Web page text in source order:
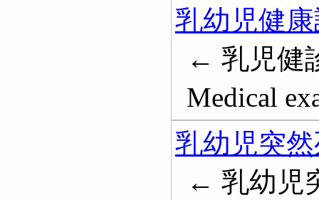
乳幼児健
← 乳児健
Medical
乳幼児突
← 乳幼児